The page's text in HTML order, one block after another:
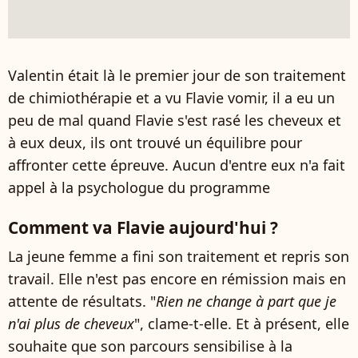
Valentin était là le premier jour de son traitement
de chimiothérapie et a vu Flavie vomir, il a eu un
peu de mal quand Flavie s'est rasé les cheveux et
à eux deux, ils ont trouvé un équilibre pour
affronter cette épreuve. Aucun d'entre eux n'a fait
appel à la psychologue du programme
Comment va Flavie aujourd'hui ?
La jeune femme a fini son traitement et repris son
travail. Elle n'est pas encore en rémission mais en
attente de résultats. "Rien ne change à part que je
n'ai plus de cheveux", clame-t-elle. Et à présent, elle
souhaite que son parcours sensibilise à la